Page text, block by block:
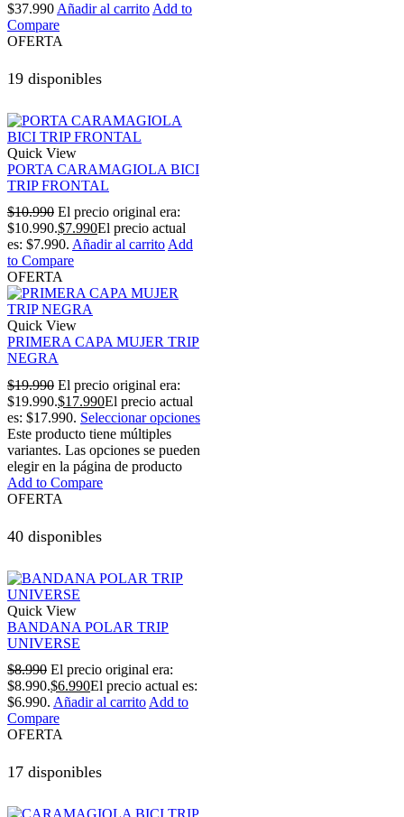
$37.990 Añadir al carrito Add to
Compare
OFERTA
19 disponibles
Quick View
PORTA CARAMAGIOLA BICI
TRIP FRONTAL
$10.990 El precio original era:
$10.990.$7.990El precio actual
es: $7.990. Añadir al carrito Add
to Compare
OFERTA
Quick View
PRIMERA CAPA MUJER TRIP
NEGRA
$19.990 El precio original era:
$19.990.$17.990El precio actual
es: $17.990. Seleccionar opciones
Este producto tiene múltiples
variantes. Las opciones se pueden
elegir en la página de producto
Add to Compare
OFERTA
40 disponibles
Quick View
BANDANA POLAR TRIP
UNIVERSE
$8.990 El precio original era:
$8.990.$6.990El precio actual es:
$6.990. Añadir al carrito Add to
Compare
OFERTA
17 disponibles